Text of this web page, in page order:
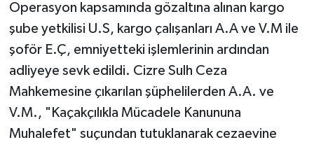
Operasyon kapsamında gözaltına alınan kargo
şube yetkilisi U.S, kargo çalışanları A.A ve V.M ile
şoför E.Ç, emniyetteki işlemlerinin ardından
adliyeye sevk edildi. Cizre Sulh Ceza
Mahkemesine çıkarılan şüphelilerden A.A. ve
V.M., "Kaçakçılıkla Mücadele Kanununa
Muhalefet" suçundan tutuklanarak cezaevine